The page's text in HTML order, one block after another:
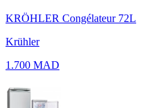
KRÖHLER Congélateur 72L
Krühler
1.700 MAD